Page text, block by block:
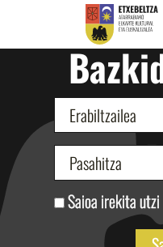
Saioa irekita utzi